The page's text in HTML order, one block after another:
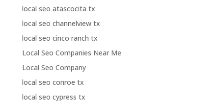
local seo atascocita tx
local seo channelview tx
local seo cinco ranch tx
Local Seo Companies Near Me
Local Seo Company
local seo conroe tx
local seo cypress tx